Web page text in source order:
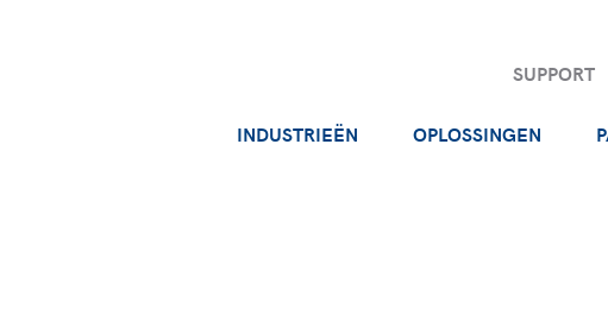
SUPPORT
INDUSTRIEËN OPLOSSINGEN